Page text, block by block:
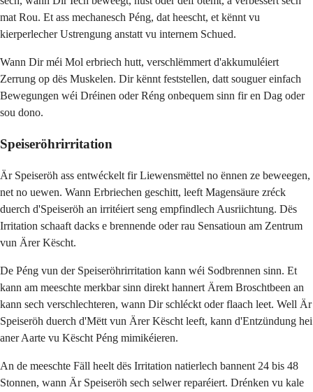
mat Rou. Et ass mechanesch Péng, dat heescht, et kënnt vu
kierperlecher Ustrengung anstatt vu internem Schued.
Wann Dir méi Mol erbriech hutt, verschlëmmert d'akkumuléiert
Zerrung op dës Muskelen. Dir kënnt feststellen, datt souguer einfach
Bewegungen wéi Dréinen oder Réng onbequem sinn fir en Dag oder
sou dono.
Speiseröhrirritation
Är Speiseröh ass entwéckelt fir Liewensmëttel no ënnen ze beweegen,
net no uewen. Wann Erbriechen geschitt, leeft Magensäure zréck
duerch d'Speiseröh an irritéiert seng empfindlech Ausriichtung. Dës
Irritation schaaft dacks e brennende oder rau Sensatioun am Zentrum
vun Ärer Këscht.
De Péng vun der Speiseröhrirritation kann wéi Sodbrennen sinn. Et
kann am meeschte merkbar sinn direkt hannert Ärem Broschtbeen an
kann sech verschlechteren, wann Dir schléckt oder flaach leet. Well Är
Speiseröh duerch d'Mëtt vun Ärer Këscht leeft, kann d'Entzündung hei
aner Aarte vu Këscht Péng mimikéieren.
An de meeschte Fäll heelt dës Irritation natierlech bannent 24 bis 48
Stonnen, wann Är Speiseröh sech selwer reparéiert. Drénken vu kale